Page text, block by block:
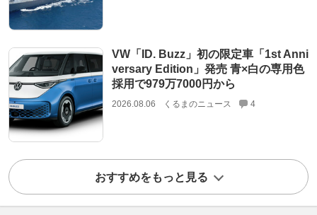
VW「ID. Buzz」初の限定車「1st Anni
versary Edition」発売 青×白の専用色
採用で979万7000円から
2026.08.06 くるまのニュース 4
おすすめをもっと見る